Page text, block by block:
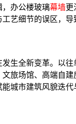
，办公楼玻璃幕墙更
艺细节的误区，
生全新变革。以
旅场馆、高端自
城市建筑风貌迭